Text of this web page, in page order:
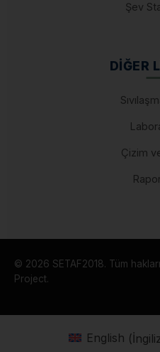
Şev
DIĞER
Çizim
© 2026 SETAF2018. Tüm
Project.
English (